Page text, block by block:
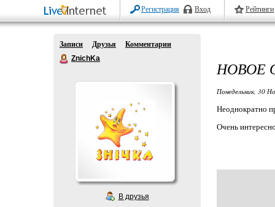
Регистрация Вход Рейтинги
Записи Друзья
Комментарии
ZnichKa
В друзья
НОВОЕ
Понедельник, 30
Неоднократно
Очень